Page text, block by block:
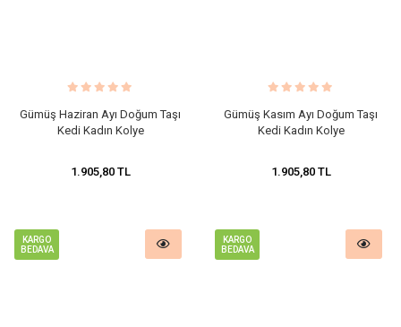
Gümüş Haziran Ayı Doğum Taşı
Kedi Kadın Kolye
1.905,80 TL
Gümüş Kasım Ayı Doğum Taşı
Kedi Kadın Kolye
1.905,80 TL
KARGO
BEDAVA
KARGO
BEDAVA